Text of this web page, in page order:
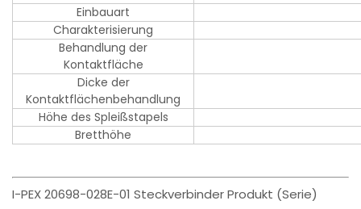
Einbauart
Charakterisierung
Behandlung der
Kontaktfläche
Dicke der
Kontaktflächenbehandlung
Höhe des Spleißstapels
Bretthöhe
I-PEX 20698-028E-01 Steckverbinder Produkt (Serie)